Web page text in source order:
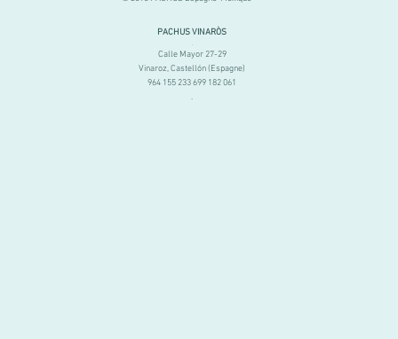
PACHUS VINARÒS
.
Calle Mayor 27-29
Vinaroz, Castellón (Espagne)
964 155 233 699 182 061
.